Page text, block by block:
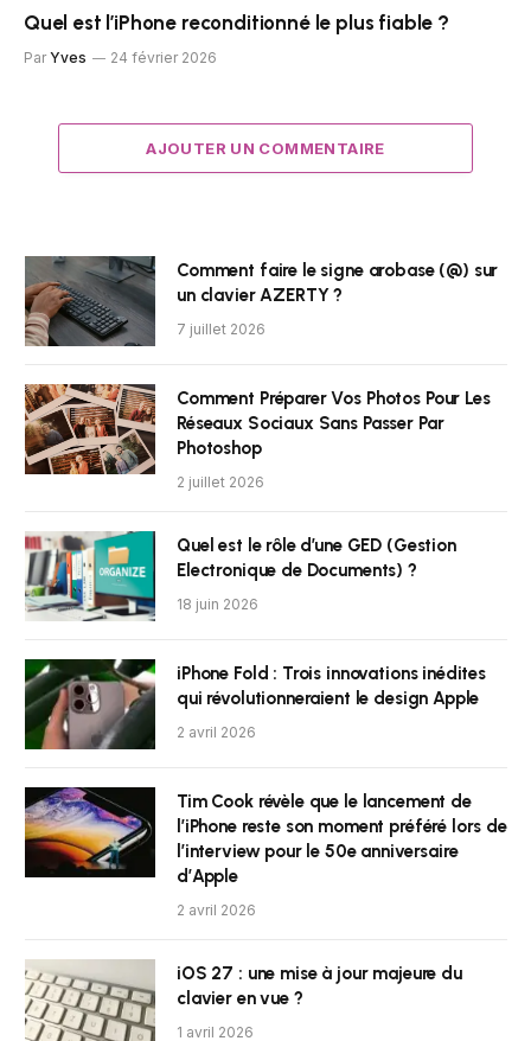
Quel est l’iPhone reconditionné le plus fiable ?
Par Yves 24 février 2026
AJOUTER UN COMMENTAIRE
Comment faire le signe arobase (@) sur
un clavier AZERTY ?
7 juillet 2026
Comment Préparer Vos Photos Pour Les
Réseaux Sociaux Sans Passer Par
Photoshop
2 juillet 2026
Quel est le rôle d’une GED (Gestion
Electronique de Documents) ?
18 juin 2026
iPhone Fold : Trois innovations inédites
qui révolutionneraient le design Apple
2 avril 2026
Tim Cook révèle que le lancement de
l’iPhone reste son moment préféré lors de
l’interview pour le 50e anniversaire
d’Apple
2 avril 2026
iOS 27 : une mise à jour majeure du
clavier en vue ?
1 avril 2026